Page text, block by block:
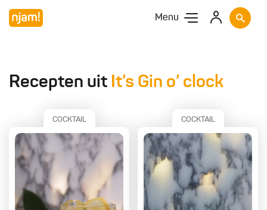
Menu
Recepten uit It’s Gin o’ clock
COCKTAIL COCKTAIL